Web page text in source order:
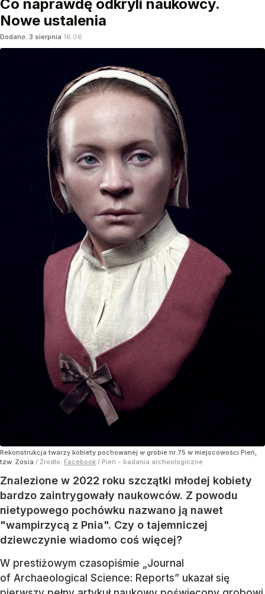
Co naprawdę odkryli naukowcy.
Nowe ustalenia
Dodano: 3 sierpnia 16:06
Rekonstrukcja twarzy kobiety pochowanej w grobie nr 75 w miejscowości Pień,
tzw. Zosia / Źródło: Facebook / Pień - badania archeologiczne
Znalezione w 2022 roku szczątki młodej kobiety
bardzo zaintrygowały naukowców. Z powodu
nietypowego pochówku nazwano ją nawet
"wampirzycą z Pnia". Czy o tajemniczej
dziewczynie wiadomo coś więcej?
W prestiżowym czasopiśmie „Journal
of Archaeological Science: Reports” ukazał się